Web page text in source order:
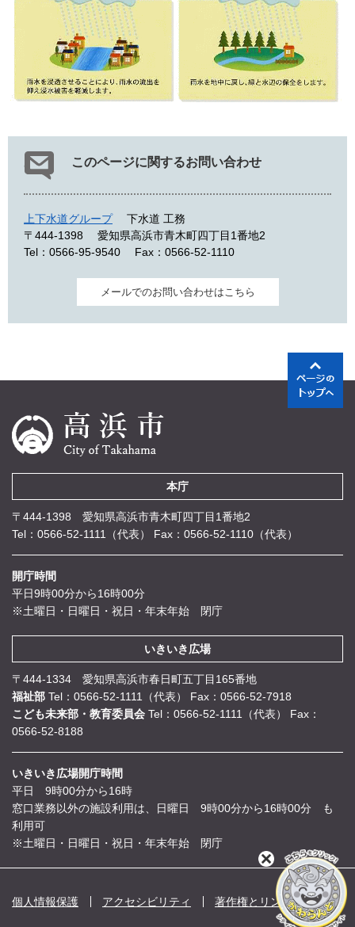
このページに関するお問い合わせ
上下水道グループ
下水道 工務
〒444-1398
愛知県高浜市青木町四丁目1番地2
Tel：0566-95-9540
Fax：0566-52-1110
メールでのお問い合わせはこちら
本庁
〒444-1398 愛知県高浜市青木町四丁目1番地2
Tel：0566-52-1111（代表）
Fax：0566-52-1110（代表）
開庁時間
平日9時00分から16時00分
※土曜日・日曜日・祝日・年末年始 閉庁
いきいき広場
〒444-1334 愛知県高浜市春日町五丁目165番地
福祉部 Tel：0566-52-1111（代表）
Fax：0566-52-7918
こども未来部・教育委員会 Tel：0566-52-1111（代表）
Fax：
0566-52-8188
いきいき広場開庁時間
平日 9時00分から16時
窓口業務以外の施設利用は、日曜日 9時00分から16時00分 も
利用可
※土曜日・日曜日・祝日・年末年始 閉庁
個人情報保護 アクセシビリティ 著作権とリンク
閉